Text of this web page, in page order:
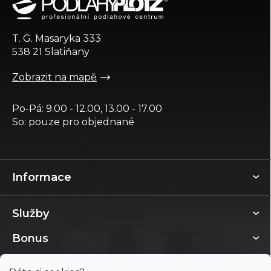
Informace
Služby
Bonus
T. G. Masaryka 333
538 21 Slatiňany
Zobrazit na mapě
Po-Pá: 9.00 - 12.00, 13.00 - 17.00
So: pouze pro objednané